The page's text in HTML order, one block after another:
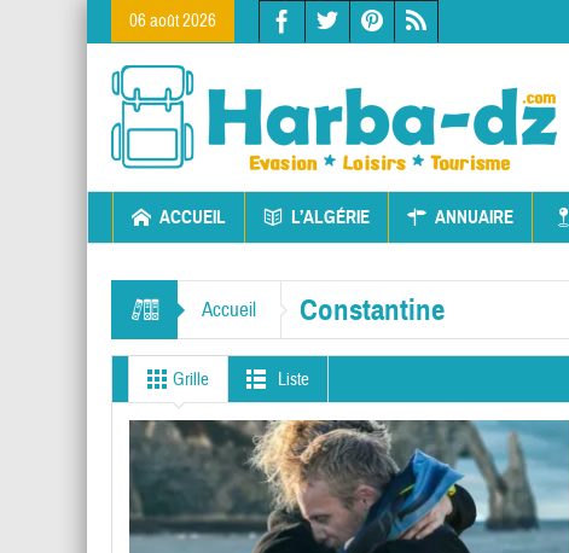
06 août 2026
ACCUEIL L’ALGÉRIE ANNUAIRE
Accueil Constantine
Grille Liste